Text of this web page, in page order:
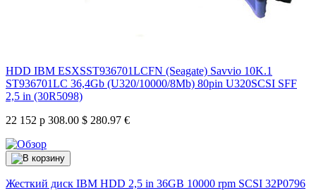
HDD IBM ESXSST936701LCFN (Seagate) Savvio 10K.1
ST936701LC 36,4Gb (U320/10000/8Mb) 80pin U320SCSI SFF
2,5 in (30R5098)
22 152 р 308.00 $ 280.97 €
Жесткий диск IBM HDD 2,5 in 36GB 10000 rpm SCSI 32P0796